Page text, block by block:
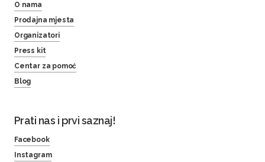
O nama
Prodajna mjesta
Organizatori
Press kit
Centar za pomoć
Blog
Prati nas i prvi saznaj!
Facebook
Instagram